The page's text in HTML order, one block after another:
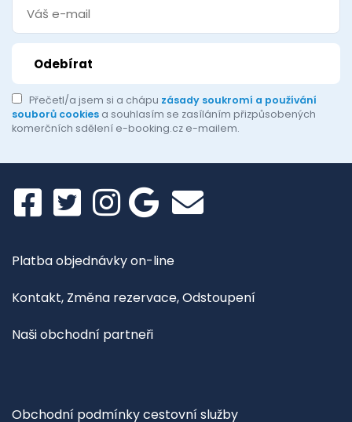
Přečetl/a jsem si a chápu zásady soukromí a používání
souborů cookies a souhlasím se zasíláním přizpůsobených
komerčních sdělení e-booking.cz e-mailem.
Platba objednávky on-line
Kontakt, Změna rezervace, Odstoupení
Naši obchodní partneři
Obchodní podmínky cestovní služby